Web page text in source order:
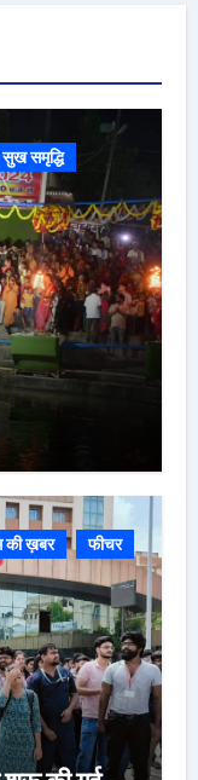
सुख समृद्धि
की ख़बर फीचर